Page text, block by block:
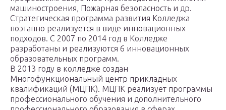
машиностроения, Пожарная безопасность и др.
Стратегическая программа развития Колледжа
поэтапно реализуется в виде инновационных
подходов. С 2007 по 2014 год в Колледже
разработаны и реализуются 6 инновационных
образовательных программ.
В 2013 году в колледже создан
Многофункциональный центр прикладных
квалификаций (МЦПК). МЦПК реализует программы
профессионального обучения и дополнительного